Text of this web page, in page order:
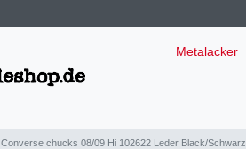
Metalacker
Converse chucks 08/09 Hi 102622 Leder Black/Schwarz